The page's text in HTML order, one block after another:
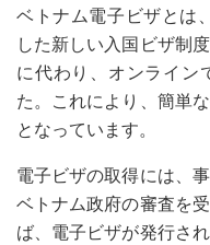
ベトナム電子ビザとは
した新しい入国ビザ制
に代わり、オンライン
た。これにより、簡単
となっています。
電子ビザの取得には、
ベトナム政府の審査を
ば、電子ビザが発行さ